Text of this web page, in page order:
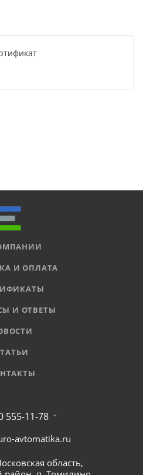
И ОПЛАТА
И ОТВЕТЫ
555-11-78
avtomatika.ru
область,